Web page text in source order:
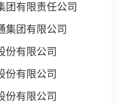
团有限责任公司
集团有限公司
份有限公司
份有限公司
份有限公司